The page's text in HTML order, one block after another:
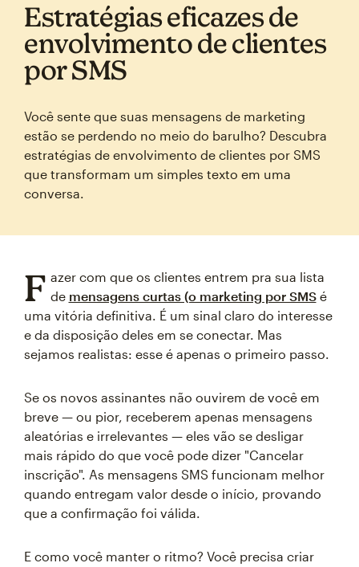
Estratégias eficazes de
envolvimento de clientes
por SMS
Você sente que suas mensagens de marketing
estão se perdendo no meio do barulho? Descubra
estratégias de envolvimento de clientes por SMS
que transformam um simples texto em uma
conversa.
F azer com que os clientes entrem pra sua lista
de mensagens curtas (o marketing por SMSé
uma vitória definitiva. É um sinal claro do interesse
e da disposição deles em se conectar. Mas
sejamos realistas: esse é apenas o primeiro passo.
Se os novos assinantes não ouvirem de você em
breve — ou pior, receberem apenas mensagens
aleatórias e irrelevantes — eles vão se desligar
mais rápido do que você pode dizer "Cancelar
inscrição". As mensagens SMS funcionam melhor
quando entregam valor desde o início, provando
que a confirmação foi válida.
E como você manter o ritmo? Você precisa criar